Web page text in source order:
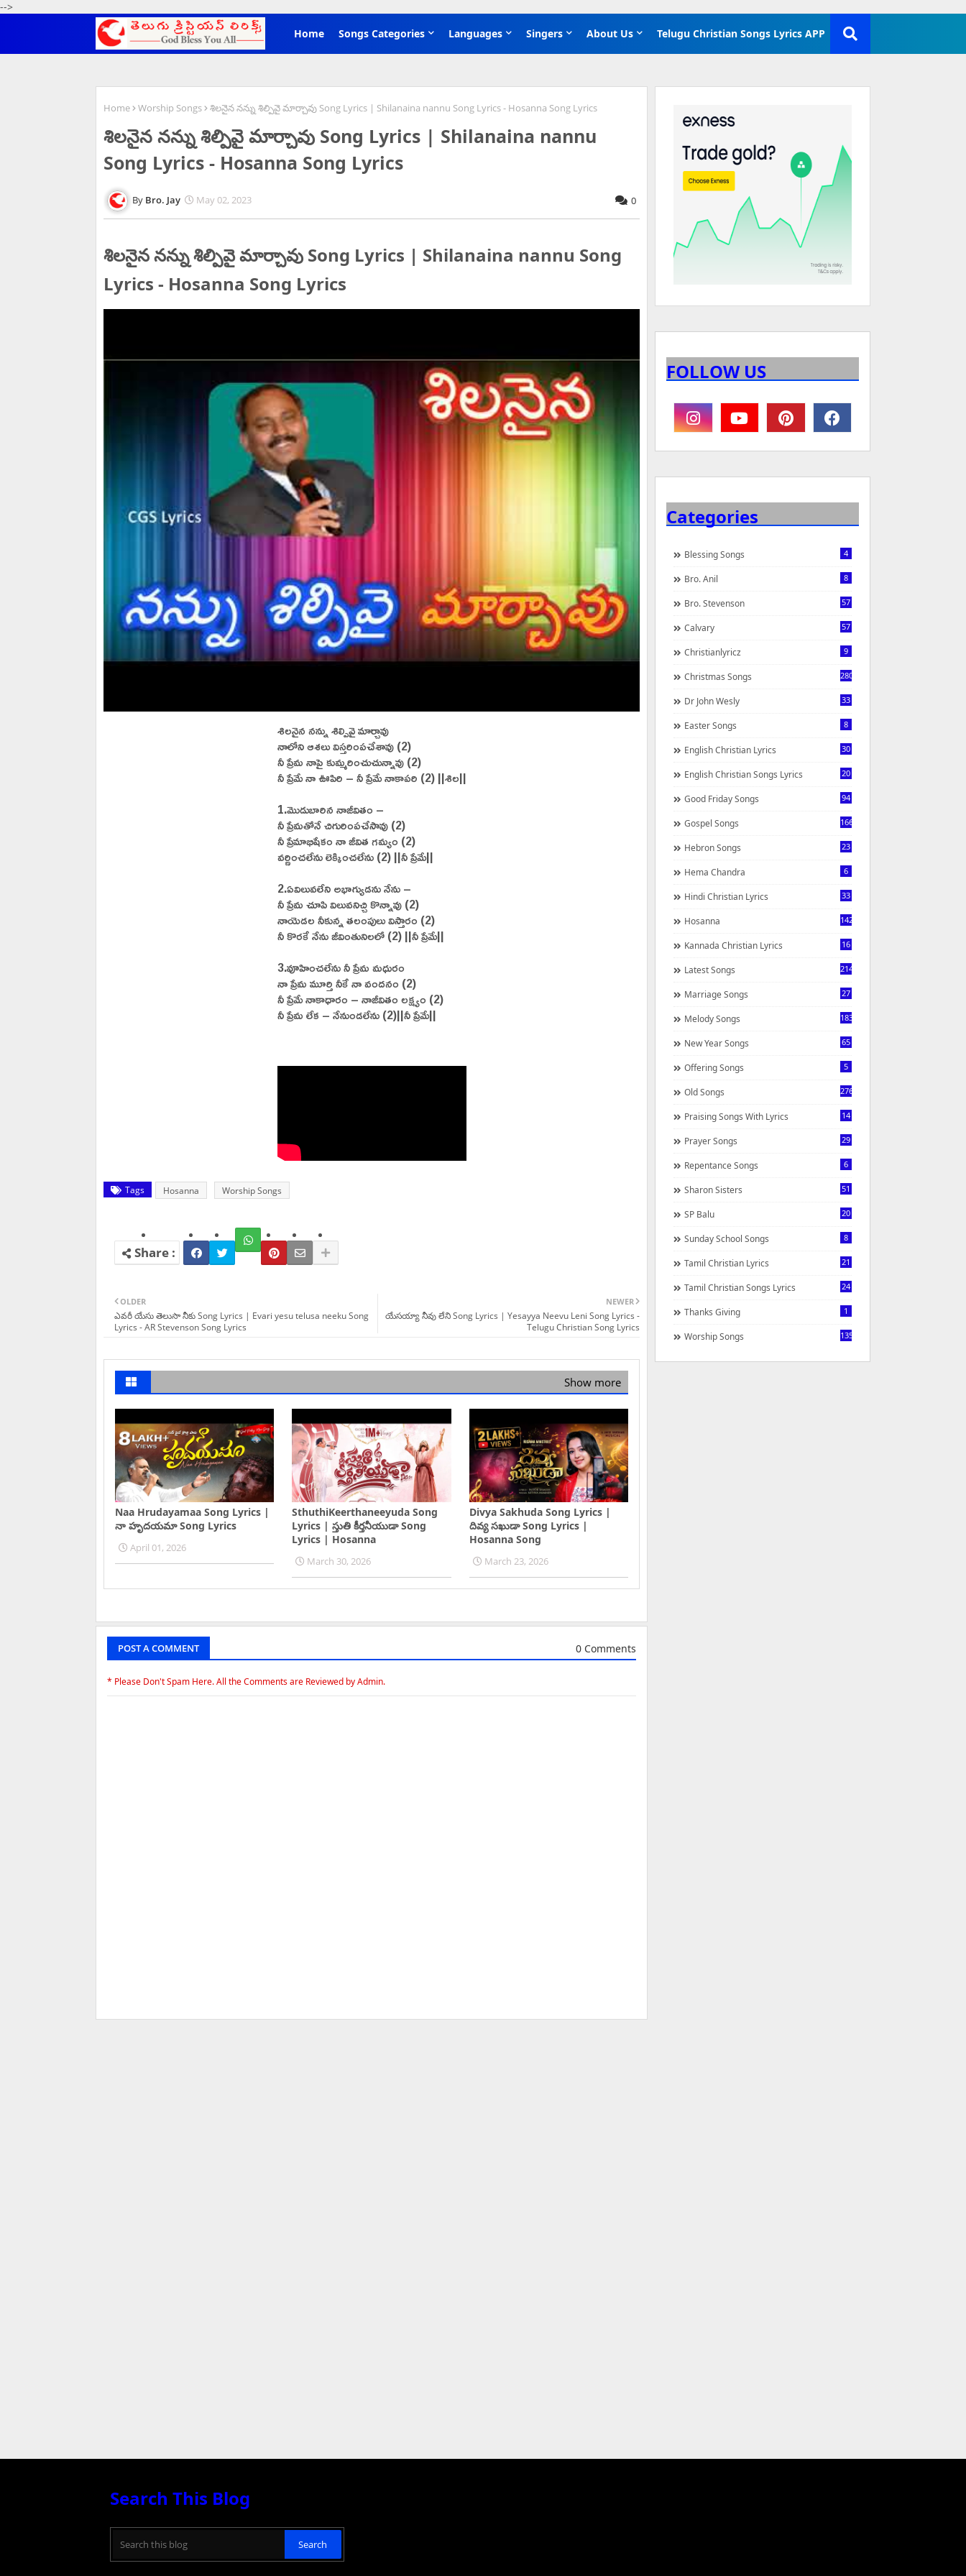
-->
Home
Songs Categories Languages Singers About Us Telugu Christian Songs Lyrics APP
Home Worship Songs శిలనైన నన్ను శిల్పివై మార్చావు Song Lyrics | Shilanaina nannu Song Lyrics - Hosanna Song Lyrics
శిలనైన నన్ను శిల్పివై మార్చావు Song Lyrics | Shilanaina nannu
Song Lyrics - Hosanna Song Lyrics
Bro. Jay May 02, 2023 0
శిలనైన నన్ను శిల్పివై మార్చావు Song Lyrics | Shilanaina nannu Song
Lyrics - Hosanna Song Lyrics
శిలనైన నన్ను శిల్పివై మార్చావు
నాలోని ఆశలు విస్తరింపచేశావు (2)
నీ ప్రేమ నాపై కుమ్మరించుచున్నావు (2)
నీ ప్రేమే నా ఊపిరి – నీ ప్రేమే నాకాపరి (2) ||శిల||
1.మొడుబారిన నాజీవితం –
నీ ప్రేమతోనే చిగురింపచేసావు (2)
నీ ప్రేమాభిషేకం నా జీవిత గమ్యం (2)
వర్ణించలేను లెక్కించలేను (2) ||నీ ప్రేమే||
2.ఏవిలువలేని అభాగ్యుడను నేను –
నీ ప్రేమ చూపి విలువనిచ్చి కొన్నావు (2)
నాయెడల నీకున్న తలంపులు విస్తారం (2)
నీ కొరకే నేను జీవింతునిలలో (2) ||నీ ప్రేమే||
3.వూహించలేను నీ ప్రేమ మధురం
నా ప్రేమ మూర్తి నీకే నా వందనం (2)
నీ ప్రేమే నాకాధారం – నాజీవితం లక్ష్యం (2)
నీ ప్రేమ లేక – నేనుండలేను (2)||నీ ప్రేమే||
Tags Hosanna Worship Songs
NEWER
యేసయ్యా నీవు లేని Song Lyrics | Yesayya Neevu Leni Song Lyrics -
Telugu Christian Song Lyrics
OLDER
ఎవరీ యేసు తెలుసా నీకు Song Lyrics | Evari yesu telusa neeku Song
Lyrics - AR Stevenson Song Lyrics
Show more
Naa Hrudayamaa Song Lyrics |
నా హృదయమా Song Lyrics
April 01, 2026
SthuthiKeerthaneeyuda Song
Lyrics | స్తుతి కీర్తనీయుడా Song
Lyrics | Hosanna
March 30, 2026
Divya Sakhuda Song Lyrics |
దివ్య సఖుడా Song Lyrics |
Hosanna Song
March 23, 2026
POST A COMMENT 0 Comments
* Please Don't Spam Here. All the Comments are Reviewed by Admin.
FOLLOW US
Categories
Blessing Songs 4
Bro. Anil 8
Bro. Stevenson 57
Calvary 57
Christianlyricz 9
Christmas Songs 280
Dr John Wesly 33
Easter Songs 8
English Christian Lyrics 30
English Christian Songs Lyrics 20
Good Friday Songs 94
Gospel Songs 166
Hebron Songs 23
Hema Chandra 6
Hindi Christian Lyrics 33
Hosanna 142
Kannada Christian Lyrics 16
Latest Songs 214
Marriage Songs 27
Melody Songs 183
New Year Songs 65
Offering Songs 5
Old Songs 276
Praising Songs With Lyrics 14
Prayer Songs 29
Repentance Songs 6
Sharon Sisters 51
SP Balu 20
Sunday School Songs 8
Tamil Christian Lyrics 21
Tamil Christian Songs Lyrics 24
Thanks Giving 1
Worship Songs 1350
Search This Blog